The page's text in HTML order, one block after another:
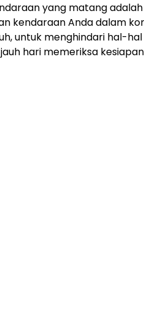
yang matang
kendaraan Anda dalam
untuk menghindari hal-
hari memeriksa